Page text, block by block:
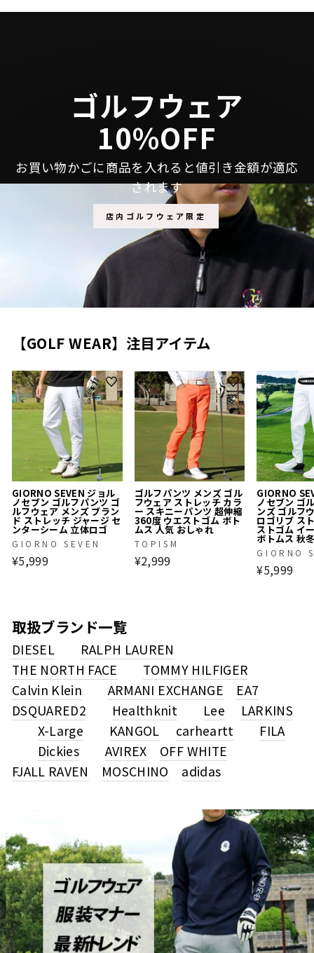
ゴルフウェア
10%OFF
お買い物かごに商品を入れると値引き金額が適応
されます
店内ゴルフウェア限定
【GOLF WEAR】注目アイテム
GIORNO SEVEN ジョル
ノセブン ゴルフパンツ ゴ
ルフウェア メンズ ブラン
ド ストレッチ ジャージ セ
ンターシーム 立体ロゴ
GIORNO SEVEN
¥5,999
ゴルフパンツ メンズ ゴル
フウェア ストレッチ カラ
ー スキニーパンツ 超伸縮
360度 ウエストゴム ボト
ムス 人気 おしゃれ
TOPISM
¥2,999
GIORNO
ノセブン ゴ
ンズ ゴルフ
ロゴリブ ス
ストゴム イ
ボトムス 秋
GIORNO
¥5,999
取扱ブランド一覧
DIESEL
RALPH LAUREN
THE NORTH FACE
TOMMY HILFIGER
Calvin Klein
ARMANI EXCHANGE
EA7
DSQUARED2
Healthknit Lee
LARKINS
X-Large
KANGOL carheartt
FILA
Dickies
AVIREX
OFF WHITE
FJALL RAVEN
MOSCHINO adidas